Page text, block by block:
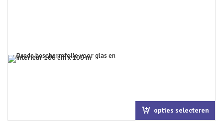
opties selecteren